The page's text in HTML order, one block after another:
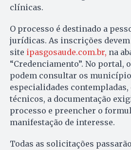
clínicas.
O processo é destinado a
jurídicas. As inscrições
site ipasgosaude.com.br, na
“Credenciamento”. No portal,
podem consultar os
especialidades
técnicos, a documentação
processo e preencher o
manifestação de interesse.
Todas as solicitações